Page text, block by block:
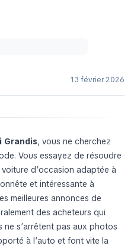
13 février 2026
Grandis, vous ne cherchez
Vous essayez de résoudre
d’occasion adaptée à
et intéressante à
meilleures annonces de
des acheteurs qui
ne s’arrêtent pas aux photos
à l’auto et font vite la